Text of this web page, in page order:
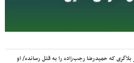
بلاگری که حمیدرضا رجب‌زاده را به قتل رسانده/ او